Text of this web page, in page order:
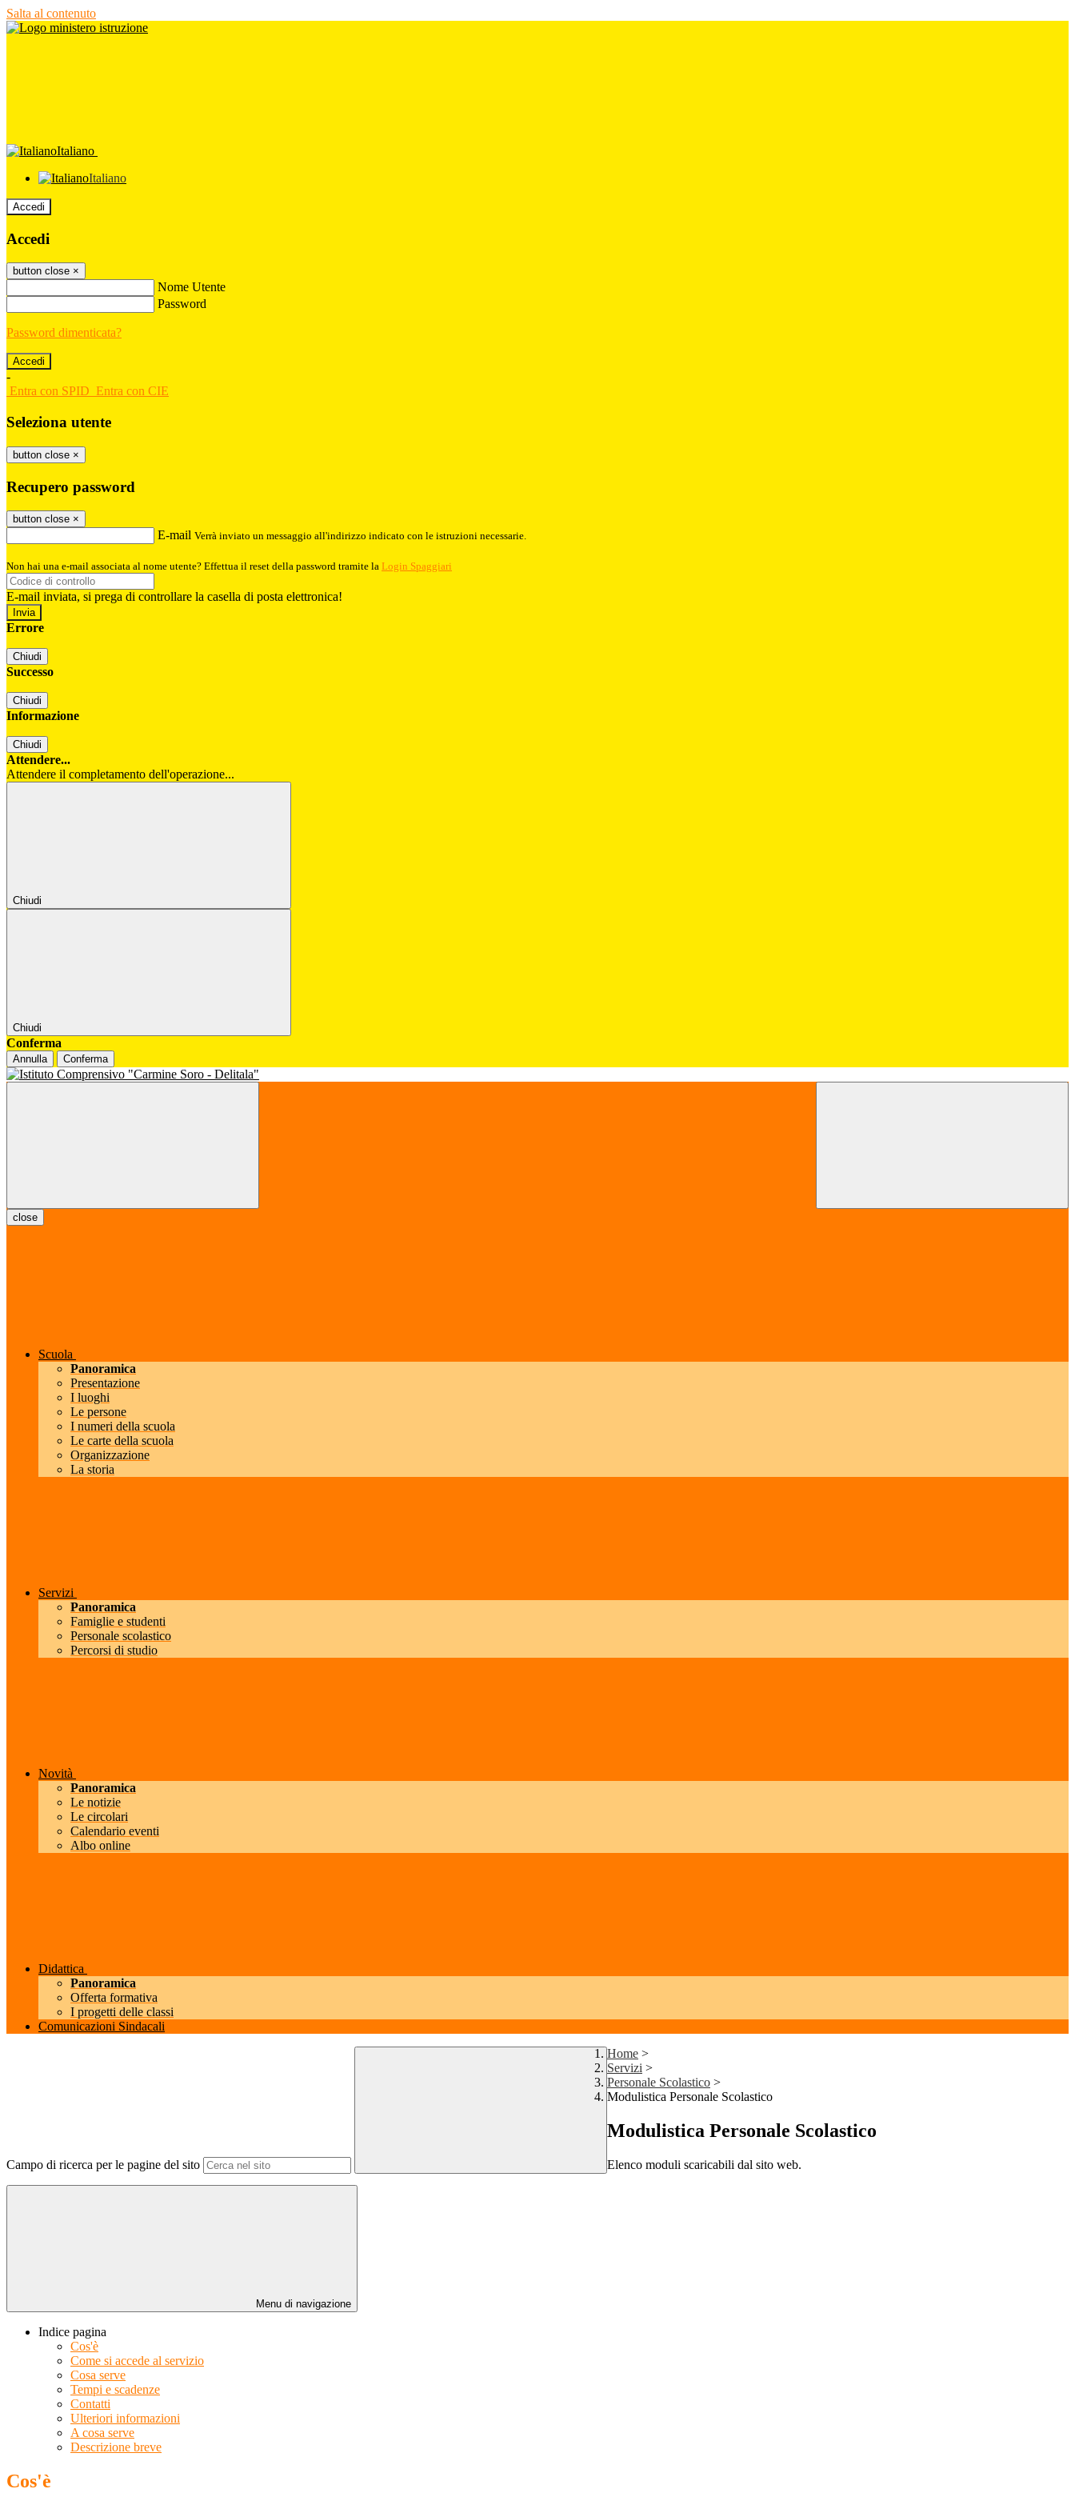
Salta al contenuto
Italiano
Italiano
Accedi
Accedi
button close ×
Nome Utente
Password
Password dimenticata?
-
Entra con SPID Entra con CIE
Seleziona utente
button close ×
Recupero password
button close ×
E-mail Verrà inviato un messaggio all'indirizzo indicato con le istruzioni necessarie.
Non hai una e-mail associata al nome utente? Effettua il reset della password tramite la Login Spaggiari
E-mail inviata, si prega di controllare la casella di posta elettronica!
Errore
Chiudi
Successo
Chiudi
Informazione
Chiudi
Attendere...
Attendere il completamento dell'operazione...
Chiudi
Chiudi
Conferma
Annulla Conferma
close
Scuola
Panoramica
Presentazione
I luoghi
Le persone
I numeri della scuola
Le carte della scuola
Organizzazione
La storia
Servizi
Panoramica
Famiglie e studenti
Personale scolastico
Percorsi di studio
Novità
Panoramica
Le notizie
Le circolari
Calendario eventi
Albo online
Didattica
Panoramica
Offerta formativa
I progetti delle classi
Comunicazioni Sindacali
Campo di ricerca per le pagine del sito
Home >
Servizi >
Personale Scolastico >
Modulistica Personale Scolastico
Modulistica Personale Scolastico
Elenco moduli scaricabili dal sito web.
Menu di navigazione
Indice pagina
Cos'è
Come si accede al servizio
Cosa serve
Tempi e scadenze
Contatti
Ulteriori informazioni
A cosa serve
Descrizione breve
Cos'è